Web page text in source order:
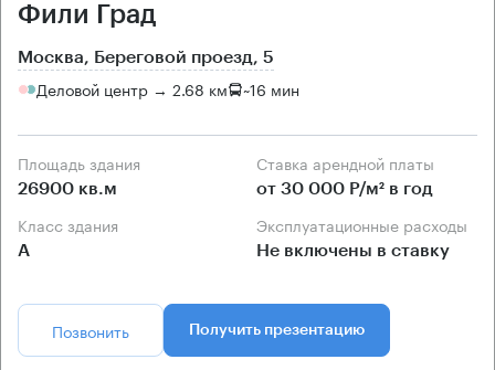
Фили Град
Москва, Береговой проезд, 5
Деловой центр → 2.68 км ~16 мин
Площадь здания
26900 кв.м
Ставка арендной платы
от 30 000 Р/м² в год
Класс здания
А
Эксплуатационные расходы
Не включены в ставку
Позвонить Получить презентацию